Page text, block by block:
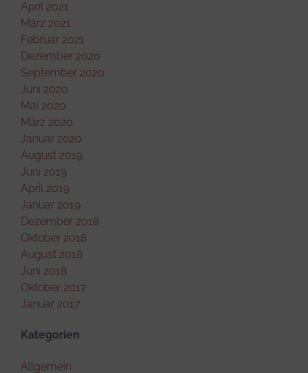
April 2021
März 2021
Februar 2021
Dezember 2020
September 2020
Juni 2020
Mai 2020
März 2020
Januar 2020
August 2019
Juni 2019
April 2019
Januar 2019
Dezember 2018
Oktober 2018
August 2018
Juni 2018
Oktober 2017
Januar 2017
Kategorien
Allgemein